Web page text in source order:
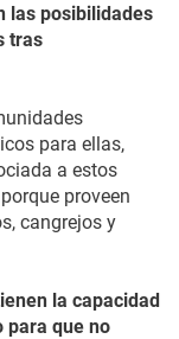
las posibilidades
tras
para ellas,
a estos
proveen
cangrejos y
la capacidad
para que no